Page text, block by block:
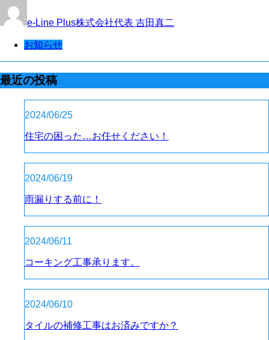
e-Line Plus株式会社代表 吉田真二
お知らせ
最近の投稿
2024/06/25
住宅の困った…お任せください！
2024/06/19
雨漏りする前に！
2024/06/11
コーキング工事承ります。
2024/06/10
タイルの補修工事はお済みですか？